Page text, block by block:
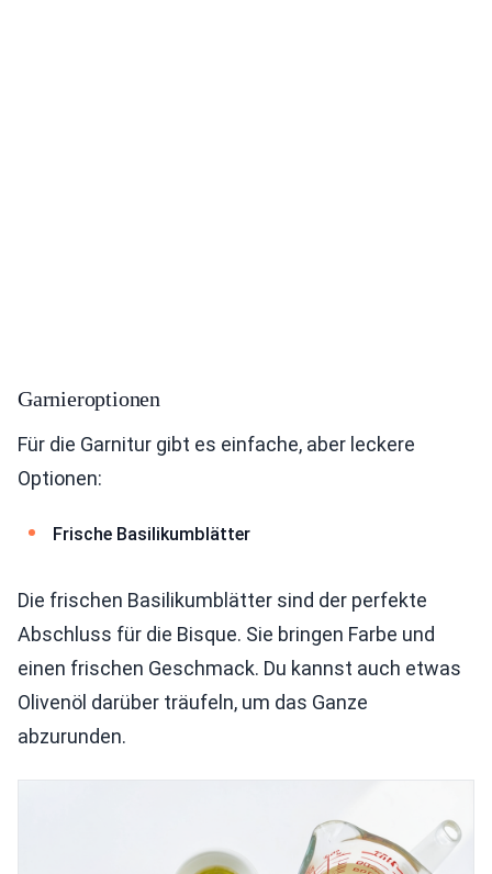
Garnieroptionen
Für die Garnitur gibt es einfache, aber leckere
Optionen:
Frische Basilikumblätter
Die frischen Basilikumblätter sind der perfekte
Abschluss für die Bisque. Sie bringen Farbe und
einen frischen Geschmack. Du kannst auch etwas
Olivenöl darüber träufeln, um das Ganze
abzurunden.